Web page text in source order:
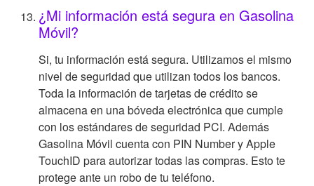
¿Mi información está segura en Gasolina
Móvil?
Si, tu información está segura. Utilizamos el mismo
nivel de seguridad que utilizan todos los bancos.
Toda la información de tarjetas de crédito se
almacena en una bóveda electrónica que cumple
con los estándares de seguridad PCI. Además
Gasolina Móvil cuenta con PIN Number y Apple
TouchID para autorizar todas las compras. Esto te
protege ante un robo de tu teléfono.